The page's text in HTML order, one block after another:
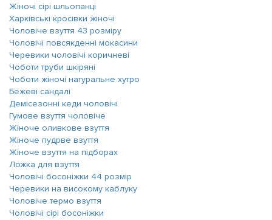
Жіночі сірі шльопанці
Харківські кросівки жіночі
Чоловіче взуття 43 розміру
Чоловічі повсякденні мокасини
Черевики чоловічі коричневі
Чоботи труби шкіряні
Чоботи жіночі натуральне хутро
Бежеві сандалі
Демісезонні кеди чоловічі
Гумове взуття чоловіче
Жіноче оливкове взуття
Жіноче пудрве взуття
Жіноче взуття на підборах
Ложка для взуття
Чоловічі босоніжки 44 розмір
Черевики на високому каблуку
Чоловіче термо взуття
Чоловічі сірі босоніжки